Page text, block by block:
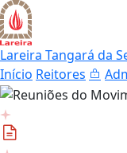
Lareira Tangará da
Início Reitores